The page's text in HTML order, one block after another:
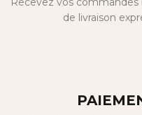
de livraison